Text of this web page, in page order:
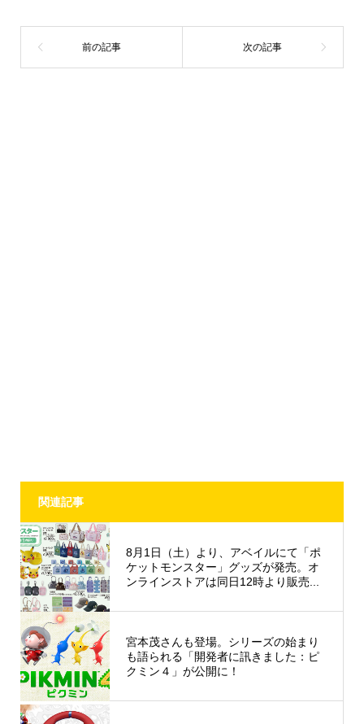
関連記事
8月1日（土）より、アベイルにて「ポ
ケットモンスター」グッズが発売。オ
ンラインストアは同日12時より販売...
宮本茂さんも登場。シリーズの始まり
も語られる「開発者に訊きました：ピ
クミン４」が公開に！